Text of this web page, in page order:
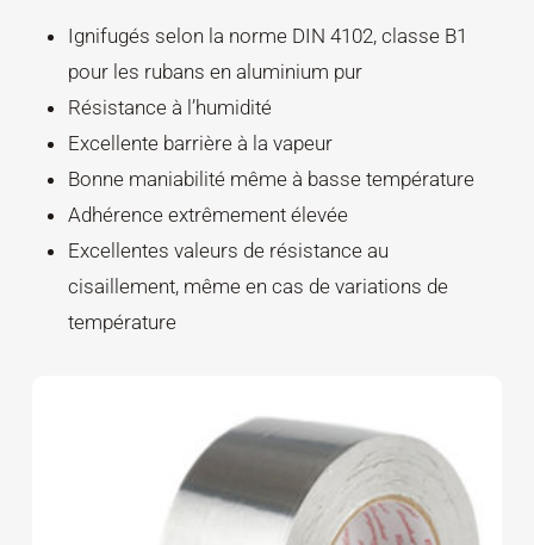
Ignifugés selon la norme DIN 4102, classe B1
pour les rubans en aluminium pur
Résistance à l’humidité
Excellente barrière à la vapeur
Bonne maniabilité même à basse température
Adhérence extrêmement élevée
Excellentes valeurs de résistance au
cisaillement, même en cas de variations de
température